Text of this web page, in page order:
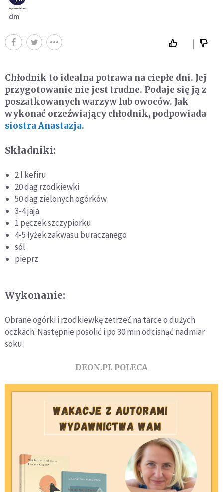
dm
Chłodnik to idealna potrawa na ciepłe dni. Jej
przygotowanie nie jest trudne. Podaje się ją z
poszatkowanych warzyw lub owoców. Jak
wykonać orzeźwiający chłodnik, podpowiada
siostra Anastazja.
Składniki:
2 l kefiru
20 dag rzodkiewki
50 dag zielonych ogórków
3-4 jaja
1 pęczek szczypiorku
4-5 łyżek zakwasu buraczanego
sól
pieprz
Wykonanie:
Obrane ogórki i rzodkiewkę zetrzeć na tarce o dużych
oczkach. Następnie posolić i po 30 min odcisnąć nadmiar
soku.
DEON.PL POLECA